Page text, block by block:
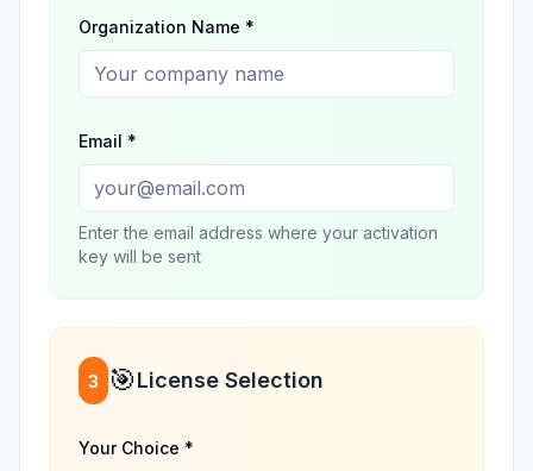
Organization Name *
Email *
Enter the email address where your activation
key will be sent
3 🎯License Selection
Your Choice *